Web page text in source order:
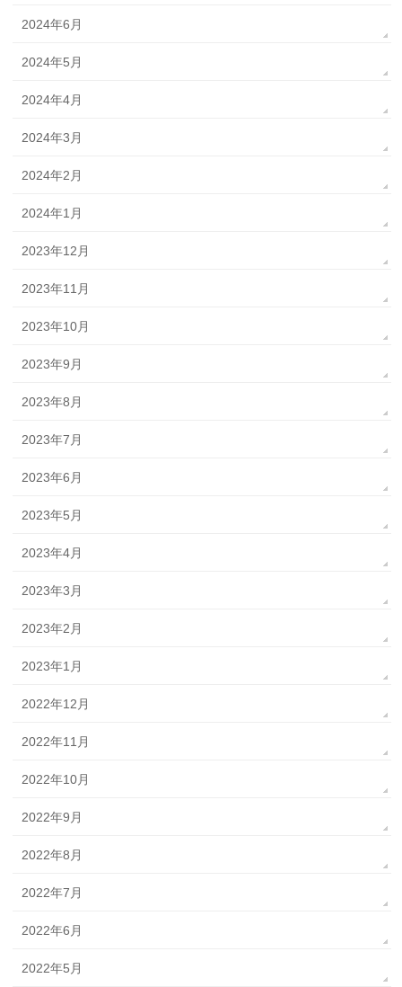
2024年6月
2024年5月
2024年4月
2024年3月
2024年2月
2024年1月
2023年12月
2023年11月
2023年10月
2023年9月
2023年8月
2023年7月
2023年6月
2023年5月
2023年4月
2023年3月
2023年2月
2023年1月
2022年12月
2022年11月
2022年10月
2022年9月
2022年8月
2022年7月
2022年6月
2022年5月